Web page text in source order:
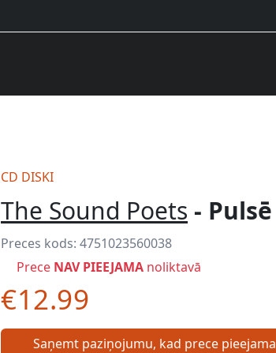
CD DISKI
The Sound Poets - Pulsē
Preces kods: 4751023560038
Prece NAV PIEEJAMA noliktavā
€12.99
Saņemt paziņojumu, kad prece pieejama